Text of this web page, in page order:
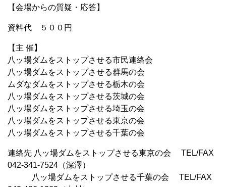
【会場からの質疑・応答】
資料代 ５００円
【主 催】
八ッ場ダムをストップさせる市民連絡会
八ッ場ダムをストップさせる群馬の会
ムダなダムをストップさせる栃木の会
八ッ場ダムをストップさせる茨城の会
八ッ場ダムをストップさせる埼玉の会
八ッ場ダムをストップさせる東京の会
八ッ場ダムをストップさせる千葉の会
連絡先 八ッ場ダムをストップさせる東京の会 TEL/FAX
042-341-7524（深澤）
八ッ場ダムをストップさせる千葉の会 TEL/FAX